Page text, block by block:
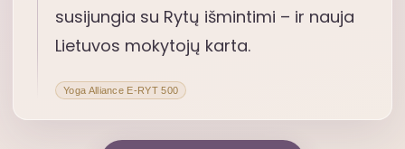
susijungia su Rytų išmintimi – ir nauja
Lietuvos mokytojų karta.
Yoga Alliance E-RYT 500